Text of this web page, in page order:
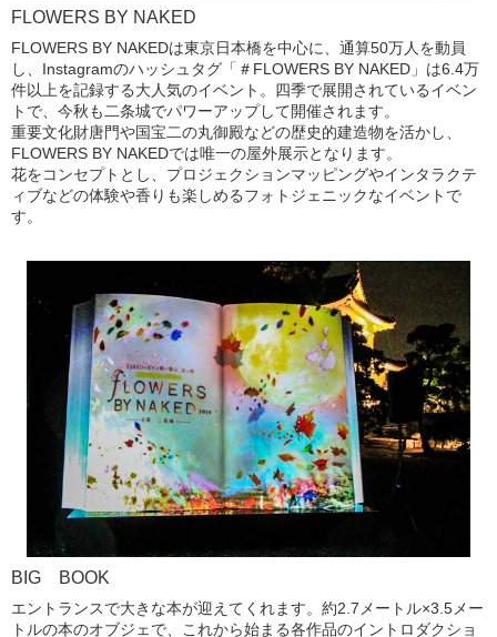
FLOWERS BY NAKED
FLOWERS BY NAKEDは東京日本橋を中心に、通算50万人を動員
し、Instagramのハッシュタグ「＃FLOWERS BY NAKED」は6.4万
件以上を記録する大人気のイベント。四季で展開されているイベン
トで、今秋も二条城でパワーアップして開催されます。
重要文化財唐門や国宝二の丸御殿などの歴史的建造物を活かし、
FLOWERS BY NAKEDでは唯一の屋外展示となります。
花をコンセプトとし、プロジェクションマッピングやインタラクテ
ィブなどの体験や香りも楽しめるフォトジェニックなイベントで
す。
BIG BOOK
エントランスで大きな本が迎えてくれます。約2.7メートル×3.5メー
トルの本のオブジェで、これから始まる各作品のイントロダクショ